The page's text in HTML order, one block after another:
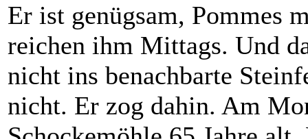
Er ist genügsam, Pommes
reichen ihm Mittags. Und
nicht ins benachbarte
nicht. Er zog dahin. Am